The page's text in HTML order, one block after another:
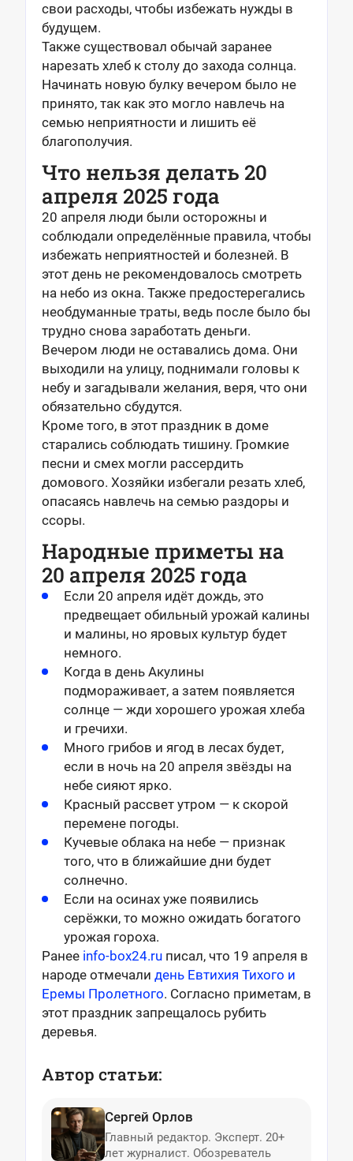
свои расходы, чтобы избежать нужды в
будущем.
Также существовал обычай заранее
нарезать хлеб к столу до захода солнца.
Начинать новую булку вечером было не
принято, так как это могло навлечь на
семью неприятности и лишить её
благополучия.
Что нельзя делать 20
апреля 2025 года
20 апреля люди были осторожны и
соблюдали определённые правила, чтобы
избежать неприятностей и болезней. В
этот день не рекомендовалось смотреть
на небо из окна. Также предостерегались
необдуманные траты, ведь после было бы
трудно снова заработать деньги.
Вечером люди не оставались дома. Они
выходили на улицу, поднимали головы к
небу и загадывали желания, веря, что они
обязательно сбудутся.
Кроме того, в этот праздник в доме
старались соблюдать тишину. Громкие
песни и смех могли рассердить
домового. Хозяйки избегали резать хлеб,
опасаясь навлечь на семью раздоры и
ссоры.
Народные приметы на
20 апреля 2025 года
Если 20 апреля идёт дождь, это
предвещает обильный урожай калины
и малины, но яровых культур будет
немного.
Когда в день Акулины
подмораживает, а затем появляется
солнце — жди хорошего урожая хлеба
и гречихи.
Много грибов и ягод в лесах будет,
если в ночь на 20 апреля звёзды на
небе сияют ярко.
Красный рассвет утром — к скорой
перемене погоды.
Кучевые облака на небе — признак
того, что в ближайшие дни будет
солнечно.
Если на осинах уже появились
серёжки, то можно ожидать богатого
урожая гороха.
Ранее info-box24.ru писал, что 19 апреля в
народе отмечали день Евтихия Тихого и
Еремы Пролетного. Согласно приметам, в
этот праздник запрещалось рубить
деревья.
Автор статьи:
Сергей Орлов
Главный редактор. Эксперт. 20+
лет журналист. Обозреватель